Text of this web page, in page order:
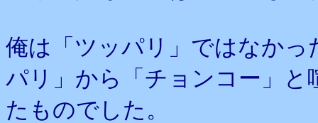
俺は「ツッパリ」ではなか
パリ」から「チョンコー」
たものでした。